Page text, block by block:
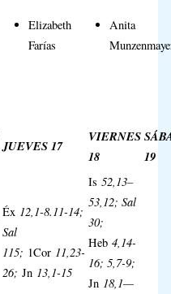
Elizabeth
Farías
Anita
JUEVES17
VIERNES
18
19
Éx 12,1-8.11-14;
Sal
115; 1Cor 11,23-
26; Jn 13,1-15
Is 52,13–
53,12; Sal
30;
Heb 4,14-
16; 5,7-9;
Jn 18,1—